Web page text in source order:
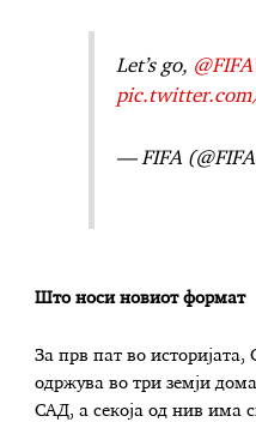
Let’s go,
— FIFA
Што носи новиот формат
За прв пат во историјата,
одржува во три земји
САД, а секоја од нив има